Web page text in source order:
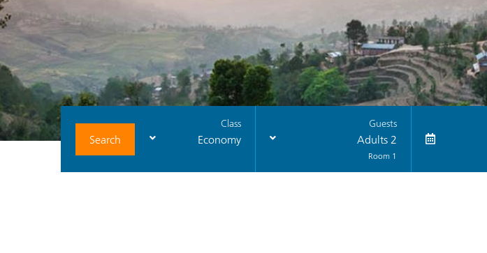
Guests
2 Adults
1 Room
Class
Economy
Search